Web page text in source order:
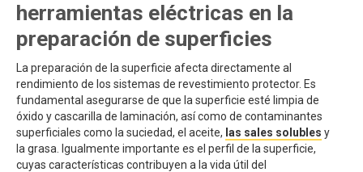
herramientas eléctricas en la
preparación de superficies
La preparación de la superficie afecta directamente al
rendimiento de los sistemas de revestimiento protector. Es
fundamental asegurarse de que la superficie esté limpia de
óxido y cascarilla de laminación, así como de contaminantes
superficiales como la suciedad, el aceite, las sales solubles y
la grasa. Igualmente importante es el perfil de la superficie,
cuyas características contribuyen a la vida útil del